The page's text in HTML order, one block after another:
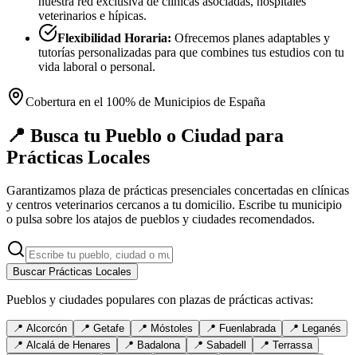
veterinarios e hípicas.
Flexibilidad Horaria: Ofrecemos planes adaptables y
tutorías personalizadas para que combines tus estudios con tu
vida laboral o personal.
Cobertura en el 100% de Municipios de España
📍 Busca tu Pueblo o Ciudad para
Prácticas Locales
Garantizamos plaza de prácticas presenciales concertadas en clínicas
y centros veterinarios cercanos a tu domicilio. Escribe tu municipio
o pulsa sobre los atajos de pueblos y ciudades recomendados.
Buscar Prácticas Locales
Pueblos y ciudades populares con plazas de prácticas activas:
📍 Alcorcón 📍 Getafe 📍 Móstoles 📍 Fuenlabrada 📍 Leganés
📍 Alcalá de Henares 📍 Badalona 📍 Sabadell 📍 Terrassa